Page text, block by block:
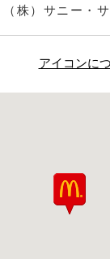
（株）サニー・
アイコンに